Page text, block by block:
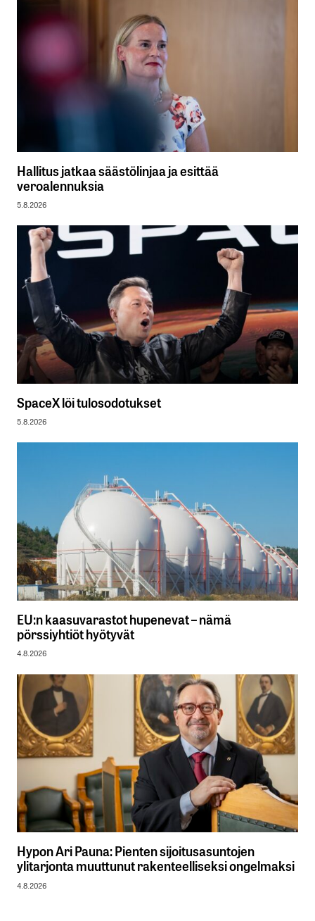
Hallitus jatkaa säästölinjaa ja esittää
veroalennuksia
5.8.2026
SpaceX löi tulosodotukset
5.8.2026
EU:n kaasuvarastot hupenevat – nämä
pörssiyhtiöt hyötyvät
4.8.2026
Hypon Ari Pauna: Pienten sijoitusasuntojen
ylitarjonta muuttunut rakenteelliseksi ongelmaksi
4.8.2026